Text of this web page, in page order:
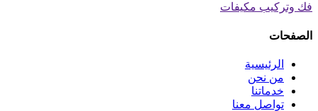
فك وتركيب مكيفات
الصفحات
الرئيسية
من نحن
خدماتنا
تواصل معنا